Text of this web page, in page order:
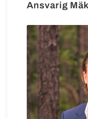
Ansvarig